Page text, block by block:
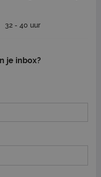
32 - 40 uur
je inbox?